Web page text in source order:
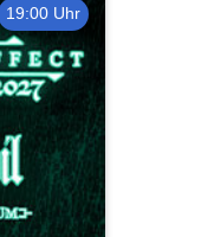
19:00 Uhr